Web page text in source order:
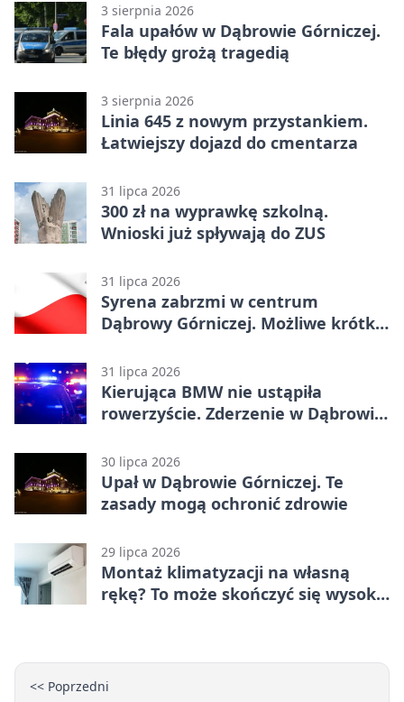
3 sierpnia 2026
Fala upałów w Dąbrowie Górniczej.
Te błędy grożą tragedią
3 sierpnia 2026
Linia 645 z nowym przystankiem.
Łatwiejszy dojazd do cmentarza
31 lipca 2026
300 zł na wyprawkę szkolną.
Wnioski już spływają do ZUS
31 lipca 2026
Syrena zabrzmi w centrum
Dąbrowy Górniczej. Możliwe krótkie
31 lipca 2026
Kierująca BMW nie ustąpiła
rowerzyście. Zderzenie w Dąbrowie
30 lipca 2026
Upał w Dąbrowie Górniczej. Te
zasady mogą ochronić zdrowie
29 lipca 2026
Montaż klimatyzacji na własną
rękę? To może skończyć się wysoką
<< Poprzedni